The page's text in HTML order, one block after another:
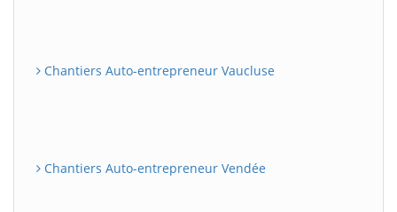
Chantiers Auto-entrepreneur Vaucluse
Chantiers Auto-entrepreneur Vendée